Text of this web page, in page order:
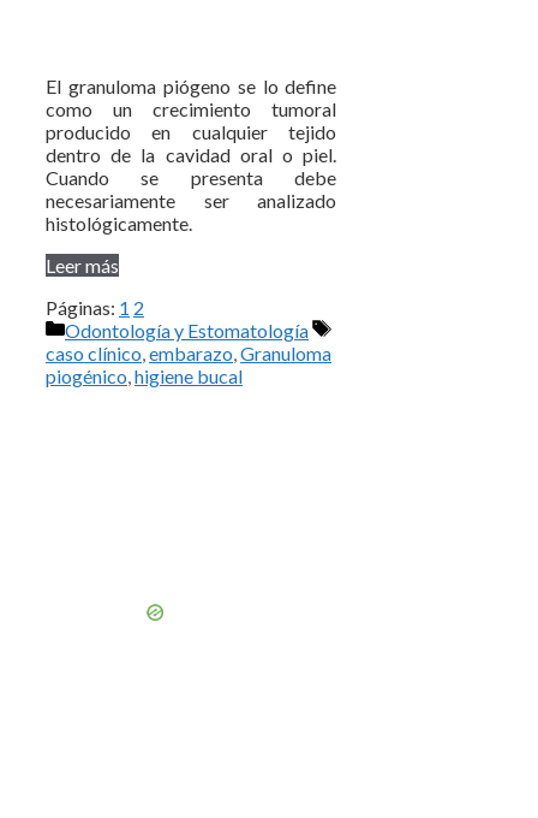
El granuloma piógeno se lo define
como un crecimiento tumoral
producido en cualquier tejido
dentro de la cavidad oral o piel.
Cuando se presenta debe
necesariamente ser analizado
histológicamente.
Leer más
Páginas: 1 2
Categorías
Odontología y Estomatología
Etiquetas
caso clínico,embarazo,Granuloma
piogénico,higiene bucal